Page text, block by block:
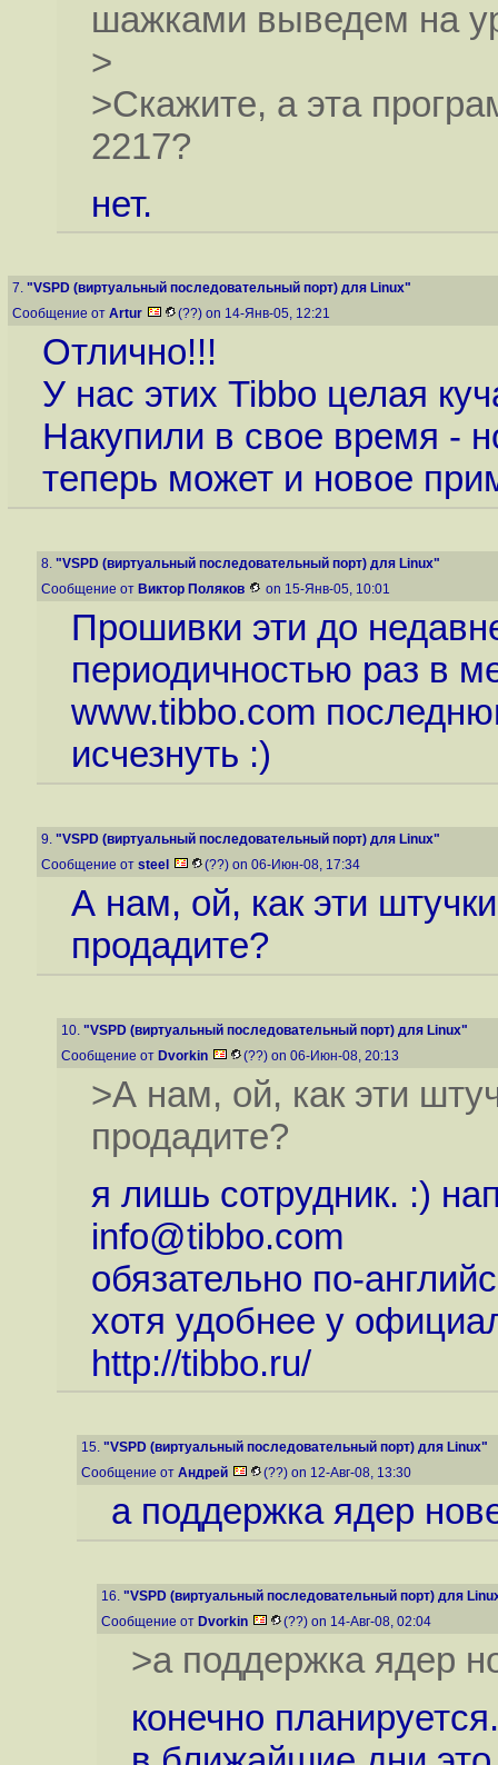
шажками выведем на
>
>Скажите, а эта
2217?
нет.
7. "VSPD (виртуальный последовательный порт) для Linux"
Сообщение от Artur (??) on 14-Янв-05, 12:21
Отлично!!!
У нас этих Tibbo целая
Накупили в свое время -
теперь может и новое
8. "VSPD (виртуальный последовательный порт) для Linux"
Сообщение от Виктор Поляков on 15-Янв-05, 10:01
Прошивки эти до
периодичностью раз в
www.tibbo.com
исчезнуть :)
9. "VSPD (виртуальный последовательный порт) для Linux"
Сообщение от steel (??) on 06-Июн-08, 17:34
А нам, ой, как эти
продадите?
10. "VSPD (виртуальный последовательный порт) для Linux"
Сообщение от Dvorkin (??) on 06-Июн-08, 20:13
>А нам, ой, как эти
продадите?
я лишь сотрудник. :)
info@tibbo.com
обязательно по-
хотя удобнее у
http://tibbo.ru/
15. "VSPD (виртуальный последовательный порт) для Linux"
Сообщение от Андрей (??) on 12-Авг-08, 13:30
а поддержка ядер
16. "VSPD (виртуальный последовательный порт) для
Сообщение от Dvorkin (??) on 14-Авг-08, 02:04
>а поддержка ядер
конечно